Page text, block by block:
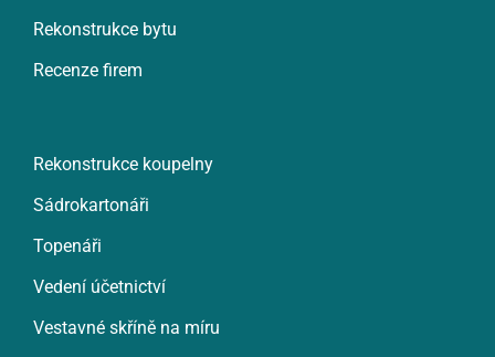
Rekonstrukce bytu
Recenze firem
Rekonstrukce koupelny
Sádrokartonáři
Topenáři
Vedení účetnictví
Vestavné skříně na míru